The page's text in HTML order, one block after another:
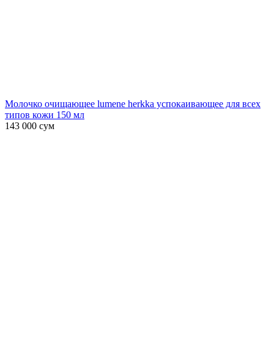
Молочко очищающее lumene herkka успокаивающее для всех
типов кожи 150 мл
143 000 сум